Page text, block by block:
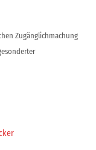
Zugänglichmachung